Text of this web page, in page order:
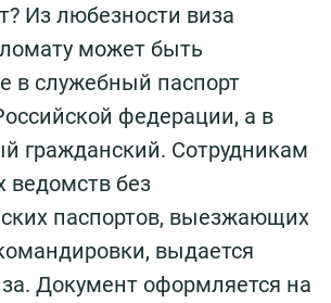
Из любезности виза
может быть
в служебный паспорт
федерации, а в
гражданский. Сотрудникам
ведомств без
паспортов, выезжающих
выдается
Документ оформляется на